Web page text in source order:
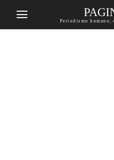
Periodismo humano,